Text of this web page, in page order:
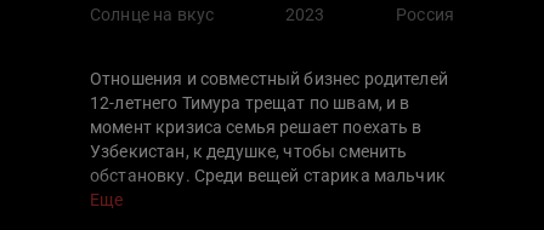
Солнце на вкус 2023 Россия
Отношения и совместный бизнес родителей
12-летнего Тимура трещат по швам, и в
момент кризиса семья решает поехать в
Узбекистан, к дедушке, чтобы сменить
обстановку. Среди вещей старика мальчик
находит необычный драгоценный
Еще